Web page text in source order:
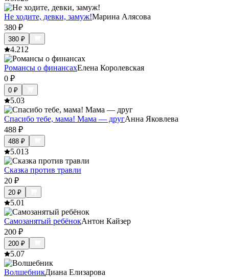
Не ходите, девки, замуж!Марина Алясова
380 ₽
380 ₽
4.212
Романсы о финансахЕлена Королевская
0 ₽
0 ₽
5.03
Спасибо тебе, мама! Мама — другАнна Яковлева
488 ₽
488 ₽
5.013
Сказка против травли
20 ₽
20 ₽
5.01
Самозанятый ребёнокАнтон Кайзер
200 ₽
200 ₽
5.07
ВолшебникДиана Елизарова